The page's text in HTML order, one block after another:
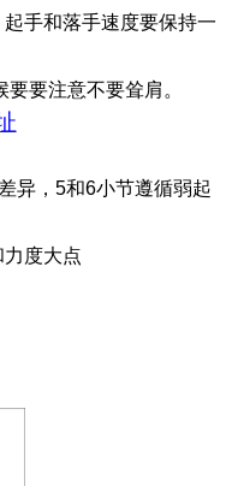
手和落手速度要保持一
要注意不要耸肩。
异，5和6小节遵循弱起
度大点